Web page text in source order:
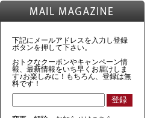
下記にメールアドレスを入力し登録
ボタンを押して下さい。
おトクなクーポンやキャンペーン情
報、最新情報をいち早くお届けしま
す♪お楽しみに！もちろん、登録は無
料です！